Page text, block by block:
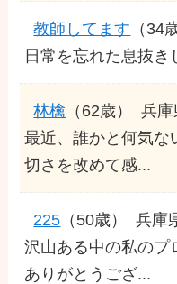
教師してます （34
日常を忘れた息抜き
林檎 （62歳）
兵
最近、誰かと何気な
切さを改めて感...
225 （50歳）
兵庫
沢山ある中の私のプ
ありがとうござ...